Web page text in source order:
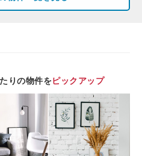
りの物件をピックアップ